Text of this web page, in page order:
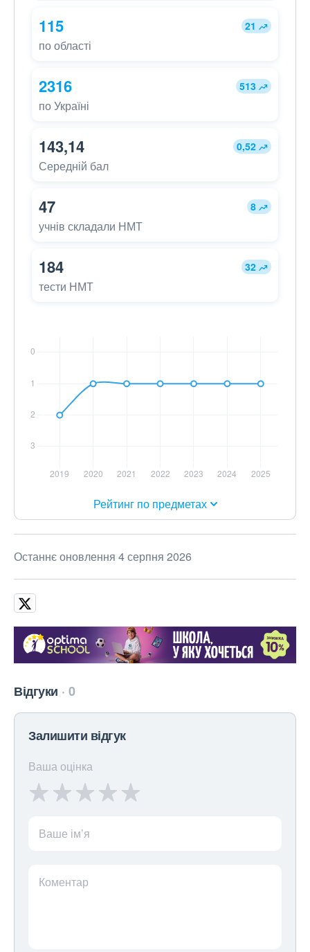
115 21
по області
2316 513
по Україні
143,14 0,52
Середній бал
47 8
учнів складали НМТ
184 32
тести НМТ
Рейтинг по предметах
Останнє оновлення 4 серпня 2026
Відгуки 0
Залишити відгук
Ваша оцінка
Ваше ім’я
Коментар